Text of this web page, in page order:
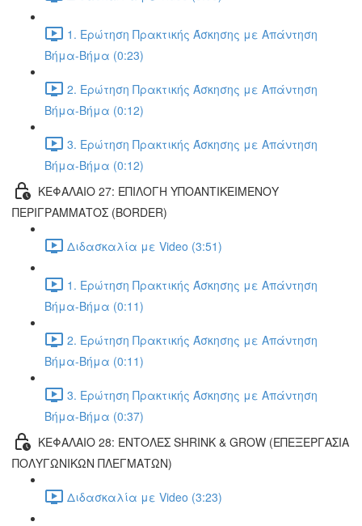
1. Ερώτηση Πρακτικής Άσκησης με Απάντηση
Βήμα-Βήμα (0:23)
2. Ερώτηση Πρακτικής Άσκησης με Απάντηση
Βήμα-Βήμα (0:12)
3. Ερώτηση Πρακτικής Άσκησης με Απάντηση
Βήμα-Βήμα (0:12)
ΚΕΦΑΛΑΙΟ 27: ΕΠΙΛΟΓΗ ΥΠΟΑΝΤΙΚΕΙΜΕΝΟΥ
ΠΕΡΙΓΡΑΜΜΑΤΟΣ (BORDER)
Διδασκαλία με Video (3:51)
1. Ερώτηση Πρακτικής Άσκησης με Απάντηση
Βήμα-Βήμα (0:11)
2. Ερώτηση Πρακτικής Άσκησης με Απάντηση
Βήμα-Βήμα (0:11)
3. Ερώτηση Πρακτικής Άσκησης με Απάντηση
Βήμα-Βήμα (0:37)
ΚΕΦΑΛΑΙΟ 28: ΕΝΤΟΛΕΣ SHRINK & GROW (ΕΠΕΞΕΡΓΑΣΙΑ
ΠΟΛΥΓΩΝΙΚΩΝ ΠΛΕΓΜΑΤΩΝ)
Διδασκαλία με Video (3:23)